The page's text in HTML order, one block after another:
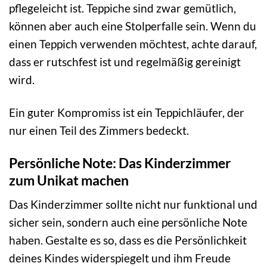
pflegeleicht ist. Teppiche sind zwar gemütlich,
können aber auch eine Stolperfalle sein. Wenn du
einen Teppich verwenden möchtest, achte darauf,
dass er rutschfest ist und regelmäßig gereinigt
wird.
Ein guter Kompromiss ist ein Teppichläufer, der
nur einen Teil des Zimmers bedeckt.
Persönliche Note: Das Kinderzimmer
zum Unikat machen
Das Kinderzimmer sollte nicht nur funktional und
sicher sein, sondern auch eine persönliche Note
haben. Gestalte es so, dass es die Persönlichkeit
deines Kindes widerspiegelt und ihm Freude